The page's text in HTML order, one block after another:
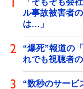
ル事故被害者
は…」
“爆死”報道の
れでも視聴者
“数秒のサービ